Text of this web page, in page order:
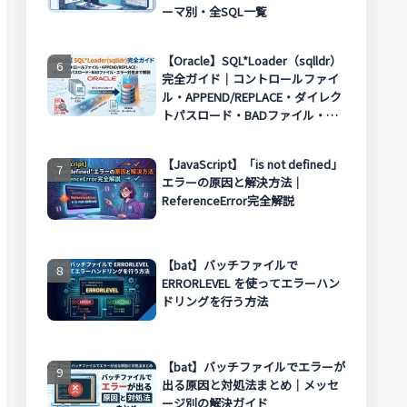
ーマ別・全SQL一覧
【Oracle】SQL*Loader（sqlldr）
完全ガイド｜コントロールファイ
ル・APPEND/REPLACE・ダイレク
トパスロード・BADファイル・エ
【JavaScript】「is not defined」
エラーの原因と解決方法｜
ReferenceError完全解説
【bat】バッチファイルで
ERRORLEVEL を使ってエラーハン
ドリングを行う方法
【bat】バッチファイルでエラーが
出る原因と対処法まとめ｜メッセ
ージ別の解決ガイド